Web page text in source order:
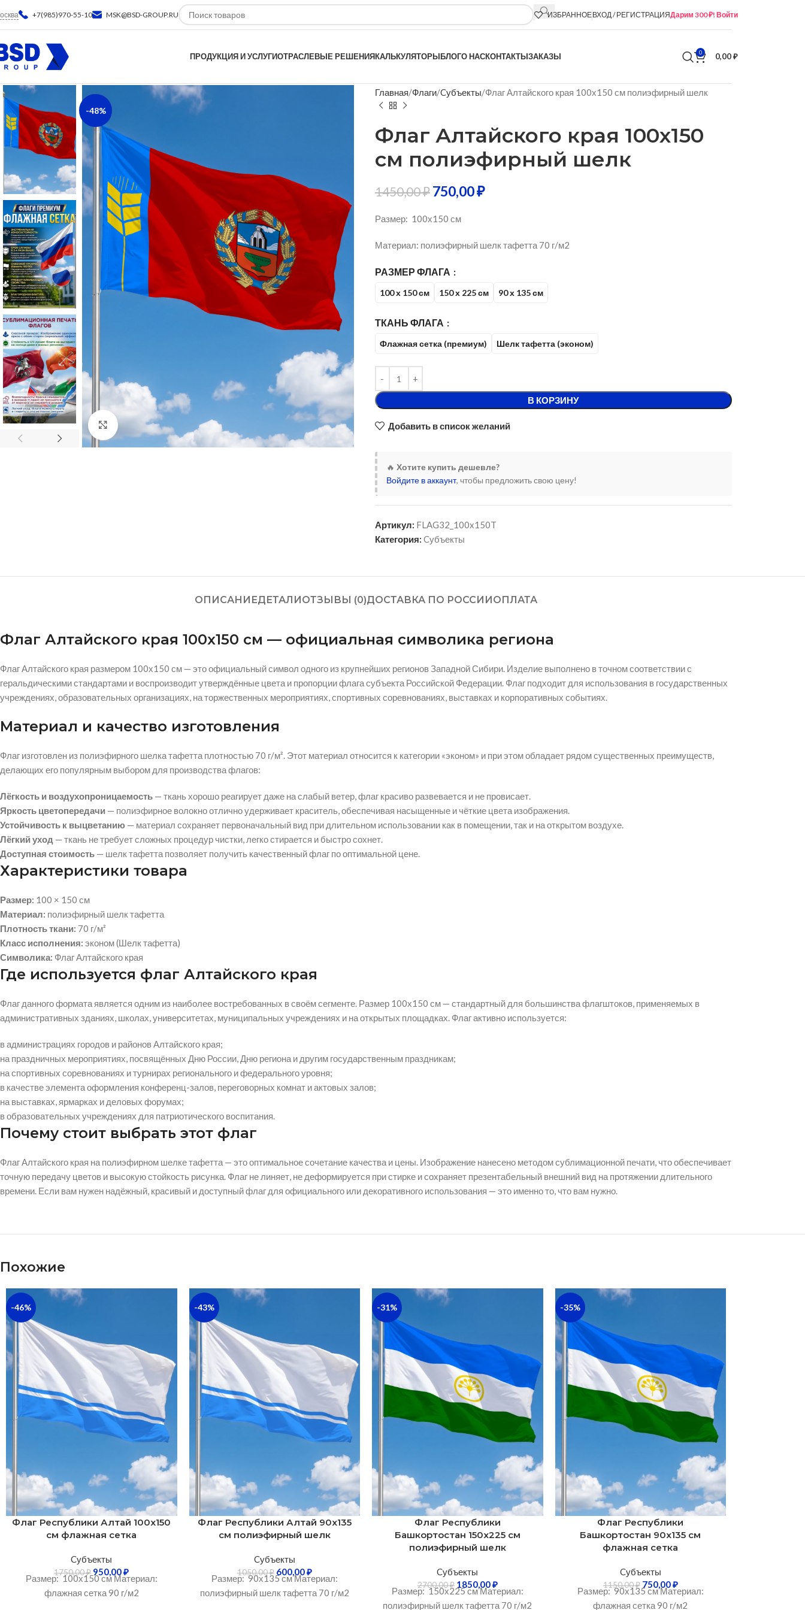
+7(985)970-55-10 MSK@BSD-GROUP.RU ИЗБРАННОЕВХОД / РЕГИСТРАЦИЯДарим 300 ₽! Войти
ПРОДУКЦИЯ И УСЛУГИОТРАСЛЕВЫЕ РЕШЕНИЯКАЛЬКУЛЯТОРЫБЛОГО НАСКОНТАКТЫЗАКАЗЫ 0 0,00₽
-48%
Нажмите, чтобы увеличить
Главная Флаги Cубъекты Флаг Алтайского края 100х150 см полиэфирный шелк
Флаг Алтайского края 100х150
см полиэфирный шелк
1450,00₽ 750,00₽
Размер: 100х150 см
Материал: полиэфирный шелк тафетта 70 г/м2
РАЗМЕР ФЛАГА
100 х 150 см 150 х 225 см 90 х 135 см
ТКАНЬ ФЛАГА
Флажная сетка (премиум) Шелк тафетта (эконом)
В КОРЗИНУ
Добавить в список желаний
🔥 Хотите купить дешевле?
Войдите в аккаунт, чтобы предложить свою цену!
Артикул: FLAG32_100x150T
Категория: Cубъекты
ОПИСАНИЕДЕТАЛИОТЗЫВЫ (0)ДОСТАВКА ПО РОССИИОПЛАТА
Флаг Алтайского края 100х150 см — официальная символика региона
Флаг Алтайского края размером 100х150 см — это официальный символ одного из крупнейших регионов Западной Сибири. Изделие выполнено в точном соответствии с
геральдическими стандартами и воспроизводит утверждённые цвета и пропорции флага субъекта Российской Федерации. Флаг подходит для использования в государственных
учреждениях, образовательных организациях, на торжественных мероприятиях, спортивных соревнованиях, выставках и корпоративных событиях.
Материал и качество изготовления
Флаг изготовлен из полиэфирного шелка тафетта плотностью 70 г/м². Этот материал относится к категории «эконом» и при этом обладает рядом существенных преимуществ,
делающих его популярным выбором для производства флагов:
Лёгкость и воздухопроницаемость — ткань хорошо реагирует даже на слабый ветер, флаг красиво развевается и не провисает.
Яркость цветопередачи — полиэфирное волокно отлично удерживает краситель, обеспечивая насыщенные и чёткие цвета изображения.
Устойчивость к выцветанию — материал сохраняет первоначальный вид при длительном использовании как в помещении, так и на открытом воздухе.
Лёгкий уход — ткань не требует сложных процедур чистки, легко стирается и быстро сохнет.
Доступная стоимость — шелк тафетта позволяет получить качественный флаг по оптимальной цене.
Характеристики товара
Размер: 100 × 150 см
Материал: полиэфирный шелк тафетта
Плотность ткани: 70 г/м²
Класс исполнения: эконом (Шелк тафетта)
Символика: Флаг Алтайского края
Где используется флаг Алтайского края
Флаг данного формата является одним из наиболее востребованных в своём сегменте. Размер 100х150 см — стандартный для большинства флагштоков, применяемых в
административных зданиях, школах, университетах, муниципальных учреждениях и на открытых площадках. Флаг активно используется:
в администрациях городов и районов Алтайского края;
на праздничных мероприятиях, посвящённых Дню России, Дню региона и другим государственным праздникам;
на спортивных соревнованиях и турнирах регионального и федерального уровня;
в качестве элемента оформления конференц-залов, переговорных комнат и актовых залов;
на выставках, ярмарках и деловых форумах;
в образовательных учреждениях для патриотического воспитания.
Почему стоит выбрать этот флаг
Флаг Алтайского края на полиэфирном шелке тафетта — это оптимальное сочетание качества и цены. Изображение нанесено методом сублимационной печати, что обеспечивает
точную передачу цветов и высокую стойкость рисунка. Флаг не линяет, не деформируется при стирке и сохраняет презентабельный внешний вид на протяжении длительного
времени. Если вам нужен надёжный, красивый и доступный флаг для официального или декоративного использования — это именно то, что вам нужно.
Похожие
-46%
Флаг Республики Алтай 100х150
см флажная сетка
Cубъекты
1750,00₽ 950,00₽
Размер: 100х150 см Материал:
флажная сетка 90 г/м2
-43%
Флаг Республики Алтай 90х135
см полиэфирный шелк
Cубъекты
1050,00₽ 600,00₽
Размер: 90х135 см Материал:
полиэфирный шелк тафетта 70 г/м2
-31%
Флаг Республики
Башкортостан 150х225 см
полиэфирный шелк
Cубъекты
2700,00₽ 1850,00₽
Размер: 150х225 см Материал:
полиэфирный шелк тафетта 70 г/м2
-35%
Флаг Республики
Башкортостан 90х135 см
флажная сетка
Cубъекты
1150,00₽ 750,00₽
Размер: 90х135 см Материал:
флажная сетка 90 г/м2